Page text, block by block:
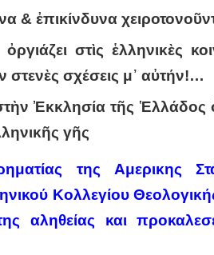
& ἐπικίνδυνα
στὶς ἑλληνικὲς
στενὲς σχέσεις μ᾽ αὐτήν!…
Ἐκκλησία τῆς
γῆς
της Αμερικης
Κολλεγίου
αληθείας και